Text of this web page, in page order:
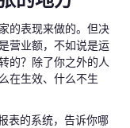
的表现来做的。但决
营业额，不如说是运
的？除了你之外的人
在生效、什么不生
表的系统，告诉你哪